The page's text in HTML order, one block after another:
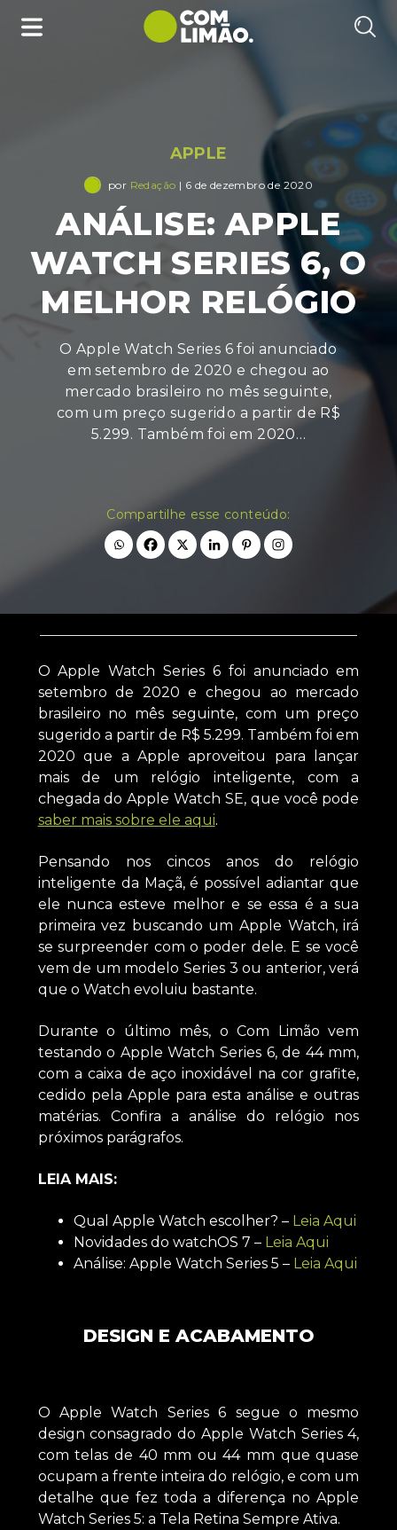
APPLE
por Redação | 6 de dezembro de 2020
ANÁLISE: APPLE
WATCH SERIES 6, O
MELHOR RELÓGIO
O Apple Watch Series 6 foi anunciado
em setembro de 2020 e chegou ao
mercado brasileiro no mês seguinte,
com um preço sugerido a partir de R$
5.299. Também foi em 2020…
Compartilhe esse conteúdo:
O Apple Watch Series 6 foi anunciado em
setembro de 2020 e chegou ao mercado
brasileiro no mês seguinte, com um preço
sugerido a partir de R$ 5.299. Também foi em
2020 que a Apple aproveitou para lançar
mais de um relógio inteligente, com a
chegada do Apple Watch SE, que você pode
saber mais sobre ele aqui.
Pensando nos cincos anos do relógio
inteligente da Maçã, é possível adiantar que
ele nunca esteve melhor e se essa é a sua
primeira vez buscando um Apple Watch, irá
se surpreender com o poder dele. E se você
vem de um modelo Series 3 ou anterior, verá
que o Watch evoluiu bastante.
Durante o último mês, o Com Limão vem
testando o Apple Watch Series 6, de 44 mm,
com a caixa de aço inoxidável na cor grafite,
cedido pela Apple para esta análise e outras
matérias. Confira a análise do relógio nos
próximos parágrafos.
LEIA MAIS:
Qual Apple Watch escolher? – Leia Aqui
Novidades do watchOS 7 – Leia Aqui
Análise: Apple Watch Series 5 – Leia Aqui
DESIGN E ACABAMENTO
O Apple Watch Series 6 segue o mesmo
design consagrado do Apple Watch Series 4,
com telas de 40 mm ou 44 mm que quase
ocupam a frente inteira do relógio, e com um
detalhe que fez toda a diferença no Apple
Watch Series 5: a Tela Retina Sempre Ativa.